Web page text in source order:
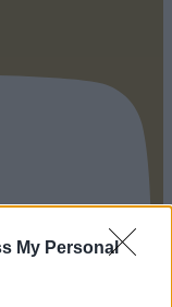
My Personal